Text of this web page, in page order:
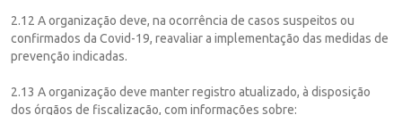
2.12 A organização deve, na ocorrência de casos suspeitos ou
confirmados da Covid-19, reavaliar a implementação das medidas de
prevenção indicadas.
2.13 A organização deve manter registro atualizado, à disposição
dos órgãos de fiscalização, com informações sobre: